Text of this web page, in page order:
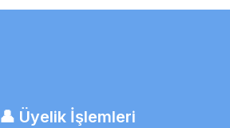
👤 Üyelik İşlemleri